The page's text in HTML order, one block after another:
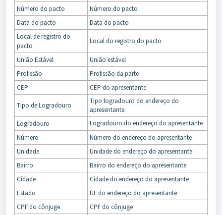
Número do pacto
Número do pacto
Data do pacto
Data do pacto
Local de registro do
pacto
Local do registro do pacto
União Estável
União estável
Profissão
Profissão da parte
CEP
CEP do apresentante
Tipo de Logradouro
Tipo logradouro do endereço do
apresentante.
Logradouro
Logradouro do endereço do apresentante
Número
Número do endereço do apresentante
Unidade
Unidade do endereço do apresentante
Bairro
Bairro do endereço do apresentante
Cidade
Cidade do endereço do apresentante
Estado
UF do endereço do apresentante
CPF do cônjuge
CPF do cônjuge